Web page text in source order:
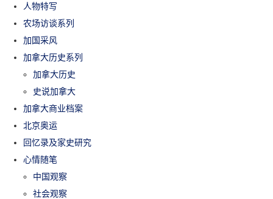
人物特写
农场访谈系列
加国采风
加拿大历史系列
加拿大历史
史说加拿大
加拿大商业档案
北京奥运
回忆录及家史研究
心情随笔
中国观察
社会观察